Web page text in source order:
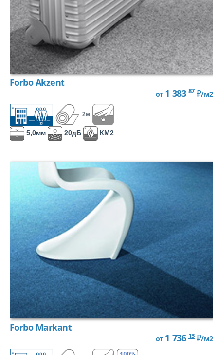
Forbo Akzent
от 1 383 87 ₽/м2
2м
5,0мм 20дБ КМ2
Forbo Markant
от 1 736 13 ₽/м2